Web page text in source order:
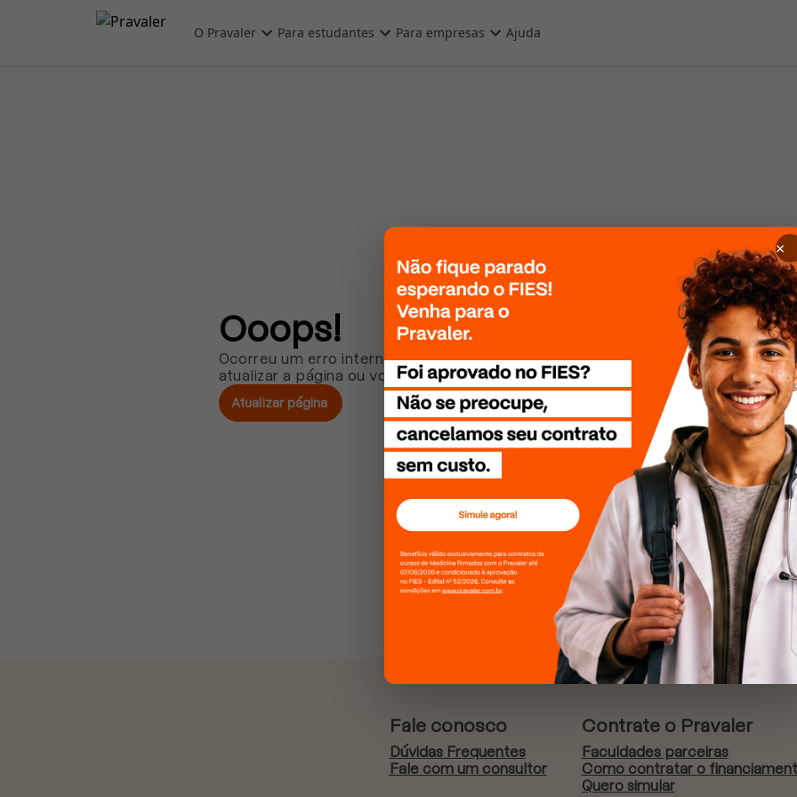
Pular para o conteúdo principal
O Pravaler Para estudantes Para empresas Ajuda
Ooops!
Ocorreu um erro interno. Por favor, tente
atualizar a página ou volte mais tarde!
Atualizar página
Fale conosco
Dúvidas Frequentes
Fale com um consultor
Contrate o Pravaler
Faculdades parceiras
Como contratar o
Quero simular
×